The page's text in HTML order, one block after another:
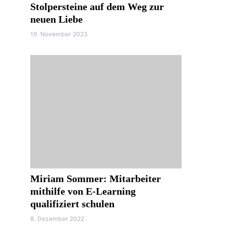
Stolpersteine auf dem Weg zur
neuen Liebe
19. November 2023
Miriam Sommer: Mitarbeiter
mithilfe von E-Learning
qualifiziert schulen
8. Dezember 2022